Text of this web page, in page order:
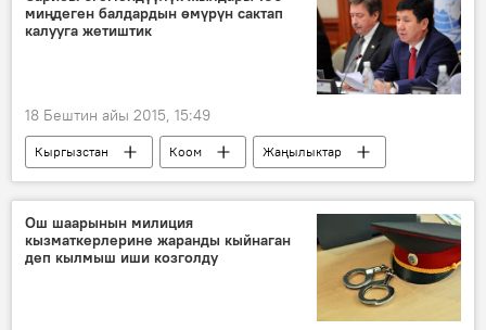
миңдеген балдардын өмүрүн сактап
калууга жетиштик
18 Бештин айы 2015, 15:49
Кыргызстан Коом
Жаңылыктар
Темир Сариев
бала өлүм
Ош шаарынын милиция
кызматкерлерине жаранды кыйнаган
деп кылмыш иши козголду